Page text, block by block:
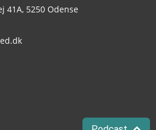
41A 5250 Odense